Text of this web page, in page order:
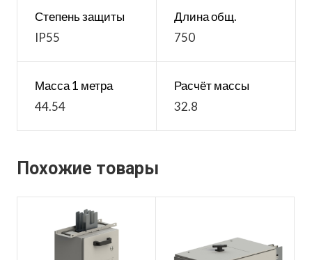
Степень защиты
IP55
Длина общ.
750
Масса 1 метра
44.54
Расчёт массы
32.8
Похожие товары